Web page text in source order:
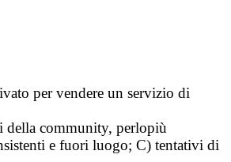
per vendere un servizio di
della community, perlopiù
e fuori luogo; C) tentativi di